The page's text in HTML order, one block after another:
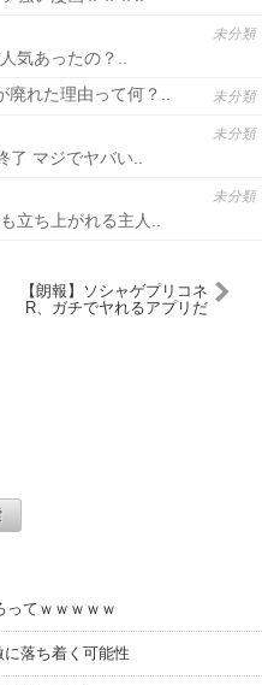
未分類
気あったの？..
未分類
廃れた理由って何？..
未分類
了 マジでヤバい..
未分類
立ち上がれる主人..
【朗報】ソシャゲプリコネ
R、ガチでヤれるアプリだ
ってｗｗｗｗｗ
落ち着く可能性